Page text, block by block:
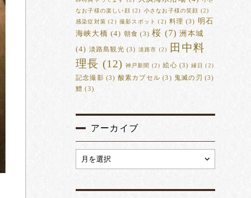
なお子様の楽しい顔 (2) 小さなお子様の笑顔 (2)
感染症対策 (2) 撮影スポット (2) 料理 (3) 明石
海峡大橋 (4) 朝食 (3) 桜 (7) 洲本城
(4) 淡路島観光 (3) 淡路市 (2)
田中料
理長 (12) 神戸新聞 (2) 絵心 (3) 縁日 (2)
記念撮影 (3) 酸素カプセル (3) 鬼滅の刃
(3)
鱧 (3)
アーカイブ